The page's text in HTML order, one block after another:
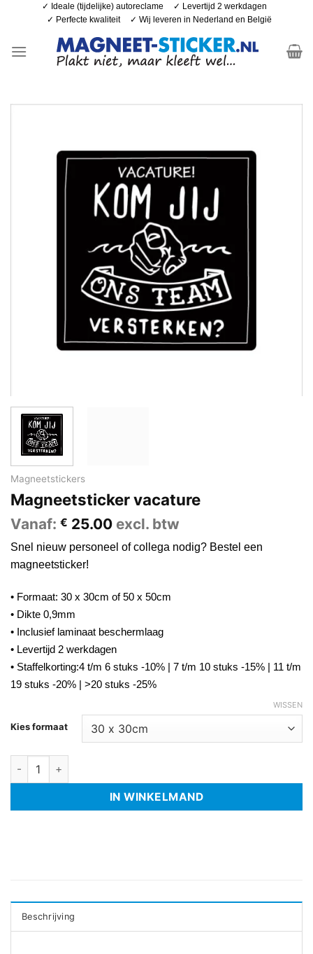
✓ Ideale (tijdelijke) autoreclame
✓ Levertijd 2 werkdagen
✓ Perfecte kwaliteit
✓ Wij leveren in Nederland en België
Magneetstickers
Magneetsticker vacature
Vanaf: € 25.00 excl. btw
Snel nieuw personeel of collega nodig? Bestel een
magneetsticker!
• Formaat: 30 x 30cm of 50 x 50cm
• Dikte 0,9mm
• Inclusief laminaat beschermlaag
• Levertijd 2 werkdagen
• Staffelkorting:4 t/m 6 stuks -10% | 7 t/m 10 stuks -15% | 11 t/m
19 stuks -20% | >20 stuks -25%
Kies formaat
WISSEN
Magneetsticker vacature aantal
IN WINKELMAND
Beschrijving